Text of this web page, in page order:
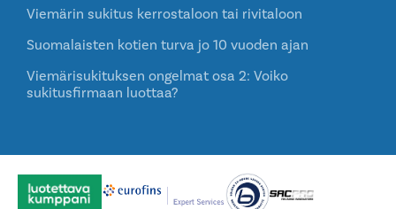
Viemärin sukitus kerrostaloon tai rivitaloon
Suomalaisten kotien turva jo 10 vuoden ajan
Viemärisukituksen ongelmat osa 2: Voiko
sukitusfirmaan luottaa?